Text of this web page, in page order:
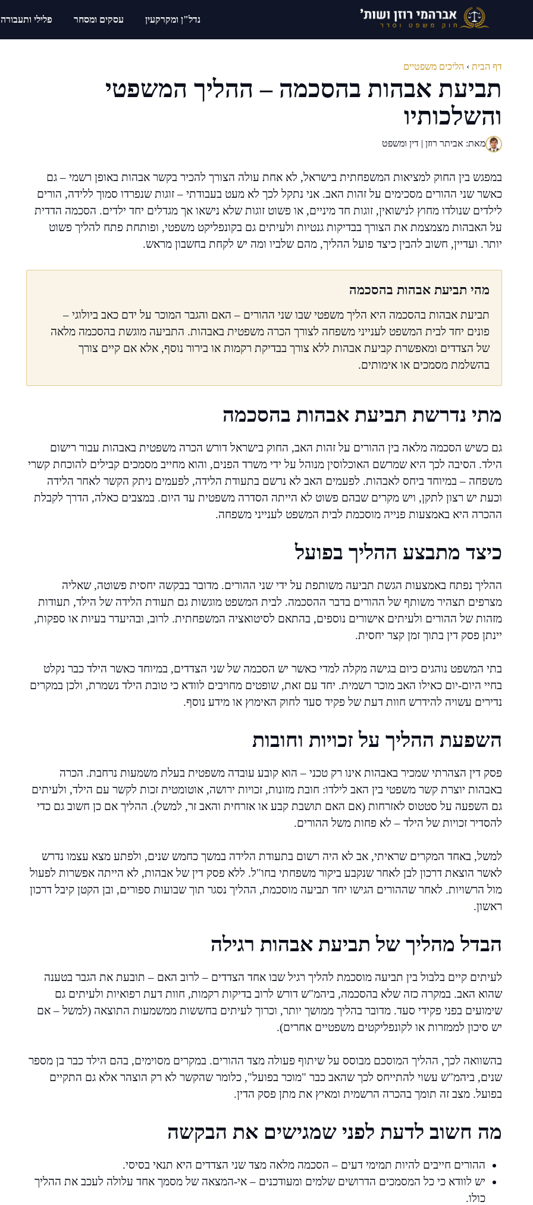
נדל"ן ומקרקעין עסקים ומסחר פלילי ותעבורה
דף הבית › הליכים משפטיים
תביעת אבהות בהסכמה – ההליך המשפטי
והשלכותיו
מאת: אביתר רוזן | דין ומשפט
במפגש בין החוק למציאות המשפחתית בישראל, לא אחת עולה הצורך להכיר בקשר אבהות באופן רשמי – גם
כאשר שני ההורים מסכימים על זהות האב. אני נתקל לכך לא מעט בעבודתי – זוגות שנפרדו סמוך ללידה, הורים
לילדים שנולדו מחוץ לנישואין, זוגות חד מיניים, או פשוט זוגות שלא נישאו אך מגדלים יחד ילדים. הסכמה הדדית
על האבהות מצמצמת את הצורך בבדיקות גנטיות ולעיתים גם בקונפליקט משפטי, ופותחת פתח להליך פשוט
יותר. ועדיין, חשוב להבין כיצד פועל ההליך, מהם שלביו ומה יש לקחת בחשבון מראש.
מהי תביעת אבהות בהסכמה
תביעת אבהות בהסכמה היא הליך משפטי שבו שני ההורים – האם והגבר המוכר על ידם כאב ביולוגי –
פונים יחד לבית המשפט לענייני משפחה לצורך הכרה משפטית באבהות. התביעה מוגשת בהסכמה מלאה
של הצדדים ומאפשרת קביעת אבהות ללא צורך בבדיקת רקמות או בירור נוסף, אלא אם קיים צורך
בהשלמת מסמכים או אימותים.
מתי נדרשת תביעת אבהות בהסכמה
גם כשיש הסכמה מלאה בין ההורים על זהות האב, החוק בישראל דורש הכרה משפטית באבהות עבור רישום
הילד. הסיבה לכך היא שמרשם האוכלוסין מנוהל על ידי משרד הפנים, והוא מחייב מסמכים קבילים להוכחת קשרי
משפחה – במיוחד ביחס לאבהות. לפעמים האב לא נרשם בתעודת הלידה, לפעמים ניתק הקשר לאחר הלידה
וכעת יש רצון לתקן, ויש מקרים שבהם פשוט לא הייתה הסדרה משפטית עד היום. במצבים כאלה, הדרך לקבלת
ההכרה היא באמצעות פנייה מוסכמת לבית המשפט לענייני משפחה.
כיצד מתבצע ההליך בפועל
ההליך נפתח באמצעות הגשת תביעה משותפת על ידי שני ההורים. מדובר בבקשה יחסית פשוטה, שאליה
מצרפים תצהיר משותף של ההורים בדבר ההסכמה. לבית המשפט מוגשות גם תעודת הלידה של הילד, תעודות
מזהות של ההורים ולעיתים אישורים נוספים, בהתאם לסיטואציה המשפחתית. לרוב, ובהיעדר בעיות או ספקות,
יינתן פסק דין בתוך זמן קצר יחסית.
בתי המשפט נוהגים כיום בגישה מקלה למדי כאשר יש הסכמה של שני הצדדים, במיוחד כאשר הילד כבר נקלט
בחיי היום-יום כאילו האב מוכר רשמית. יחד עם זאת, שופטים מחויבים לוודא כי טובת הילד נשמרת, ולכן במקרים
נדירים עשויה להידרש חוות דעת של פקיד סעד לחוק האימוץ או מידע נוסף.
השפעת ההליך על זכויות וחובות
פסק דין הצהרתי שמכיר באבהות אינו רק טכני – הוא קובע עובדה משפטית בעלת משמעות נרחבת. הכרה
באבהות יוצרת קשר משפטי בין האב לילדו: חובת מזונות, זכויות ירושה, אוטומטית זכות לקשר עם הילד, ולעיתים
גם השפעה על סטטוס לאזרחות (אם האם תושבת קבע או אזרחית והאב זר, למשל). ההליך אם כן חשוב גם כדי
להסדיר זכויות של הילד – לא פחות משל ההורים.
למשל, באחד המקרים שראיתי, אב לא היה רשום בתעודת הלידה במשך כחמש שנים, ולפתע מצא עצמו נדרש
לאשר הוצאת דרכון לבן לאחר שנקבע ביקור משפחתי בחו"ל. ללא פסק דין של אבהות, לא הייתה אפשרות לפעול
מול הרשויות. לאחר שההורים הגישו יחד תביעה מוסכמת, ההליך נסגר תוך שבועות ספורים, ובן הקטן קיבל דרכון
ראשון.
הבדל מהליך של תביעת אבהות רגילה
לעיתים קיים בלבול בין תביעה מוסכמת להליך רגיל שבו אחד הצדדים – לרוב האם – תובעת את הגבר בטענה
שהוא האב. במקרה כזה שלא בהסכמה, ביהמ"ש דורש לרוב בדיקות רקמות, חוות דעת רפואיות ולעיתים גם
שימועים בפני פקידי סעד. מדובר בהליך ממושך יותר, וכרוך לעיתים בחששות ממשמעות התוצאה (למשל – אם
יש סיכון לממזרות או לקונפליקטים משפטיים אחרים).
בהשוואה לכך, ההליך המוסכם מבוסס על שיתוף פעולה מצד ההורים. במקרים מסוימים, בהם הילד כבר בן מספר
שנים, ביהמ"ש עשוי להתייחס לכך שהאב כבר "מוכר בפועל", כלומר שהקשר לא רק הוצהר אלא גם התקיים
בפועל. מצב זה תומך בהכרה הרשמית ומאיץ את מתן פסק הדין.
מה חשוב לדעת לפני שמגישים את הבקשה
ההורים חייבים להיות תמימי דעים – הסכמה מלאה מצד שני הצדדים היא תנאי בסיסי.
יש לוודא כי כל המסמכים הדרושים שלמים ומעודכנים – אי-המצאה של מסמך אחד עלולה לעכב את ההליך
כולו.